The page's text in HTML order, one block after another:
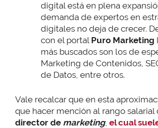
digital está en plena
demanda de expertos en
digitales no deja de crecer.
con el portal Puro Marketing
más buscados son los de
Marketing de Contenidos,
de Datos, entre otros.
Vale recalcar que en esta
que hacer mención al rango salarial
director de marketing, el cual